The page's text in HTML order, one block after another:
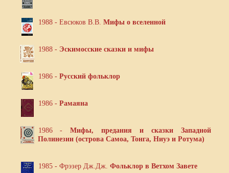
1988 - Евсюков В.В. Мифы о вселенной
1988 - Эскимосские сказки и мифы
1986 - Русский фольклор
1986 - Рамаяна
1986 -Мифы, предания и сказки Западной
Полинезии (острова Самоа, Тонга, Ниуэ и Ротума)
1985 - Фрэзер Дж.Дж. Фольклор в Ветхом Завете